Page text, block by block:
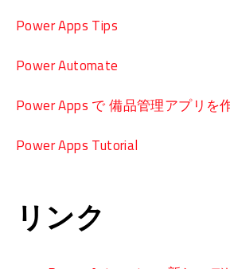
Power Apps Tips
Power Automate
Power Apps で 備品管理アプリを
Power Apps Tutorial
リンク